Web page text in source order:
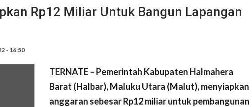
Rp12 Miliar Untuk Bangun Lapangan
- 16:50
TERNATE – Pemerintah Kabupaten Halmahera
Barat (Halbar), Maluku Utara (Malut), menyiapkan
anggaran sebesar Rp12 miliar untuk pembangunan